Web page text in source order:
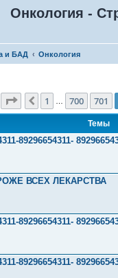
Онкология -
и БАД Онкология
Страница 702из 816
Пред.
1 700 701
Темы
89296654311-
ВСЕХ ЛЕКАРСТВА
89296654311-
89296654311-